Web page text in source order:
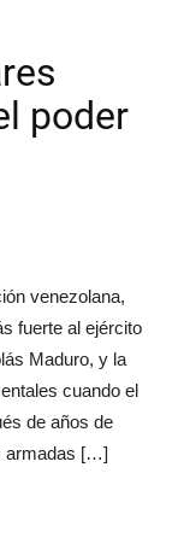
poder
venezolana,
fuerte al ejército
Maduro, y la
cuando el
de años de
armadas […]